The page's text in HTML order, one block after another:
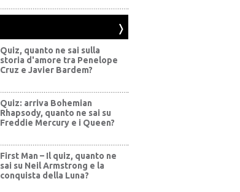
Quiz, quanto ne sai sulla
storia d'amore tra Penelope
Cruz e Javier Bardem?
Quiz: arriva Bohemian
Rhapsody, quanto ne sai su
Freddie Mercury e i Queen?
First Man – Il quiz, quanto ne
sai su Neil Armstrong e la
conquista della Luna?